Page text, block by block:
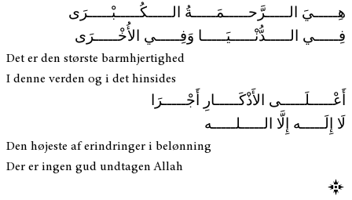
هِـــــيَ الـــــرَّحـــــمَـــــةُ الـــــكُـــــبْـــــرَى
فِـــــي الـــــدُّنْـــــيَـــــا وَفِـــــي الأُخْـــــرَى
Det er den største barmhjertighed
I denne verden og i det hinsides
أَعْـــــلَـــــى الأَذْكَـــــارِ أَجْـــــرَا
لَا إِلَـــــه إِلَّا الـــــلـــــه
Den højeste af erindringer i belønning
Der er ingen gud undtagen Allah